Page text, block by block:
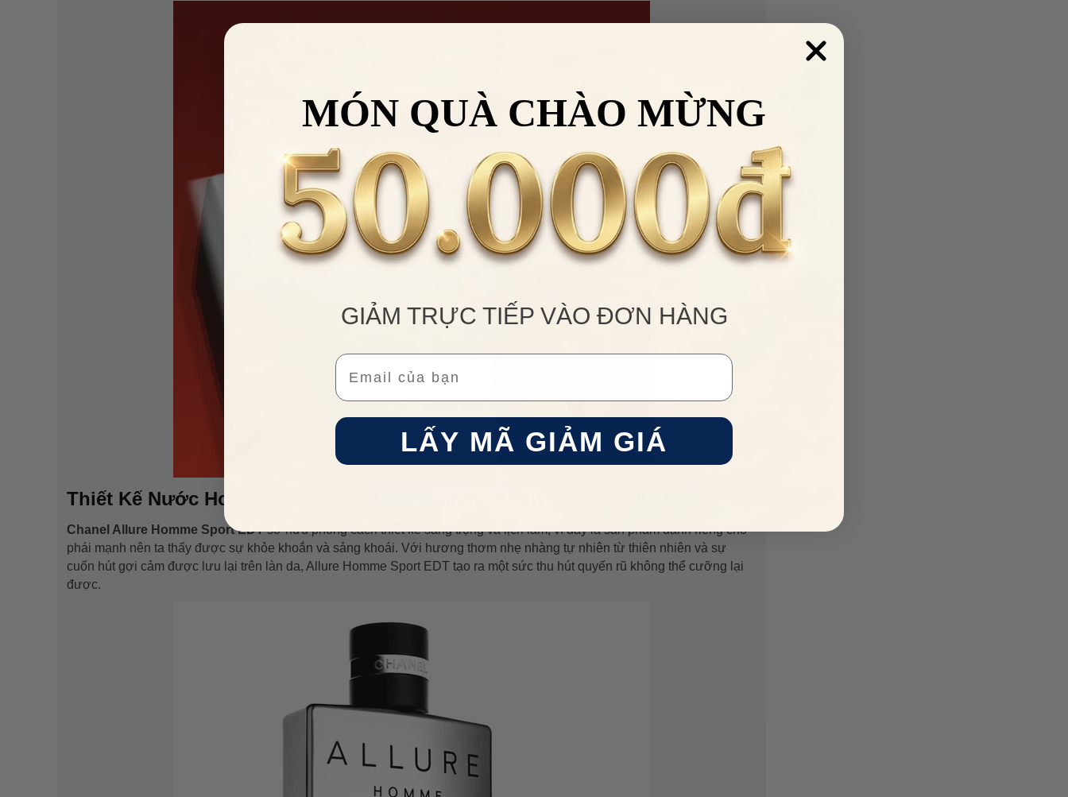
Thiết Kế Nước Hoa Nam Chanel Allure Homme Sport Eau De Toilette 100ml
Chanel Allure Homme Sport EDTsở hữu phong cách thiết kế sang trọng và lịch lãm, vì đây là sản phẩm dành riêng cho
phái mạnh nên ta thấy được sự khỏe khoắn và sảng khoái. Với hương thơm nhẹ nhàng tự nhiên từ thiên nhiên và sự
cuốn hút gợi cảm được lưu lại trên làn da, Allure Homme Sport EDT tạo ra một sức thu hút quyến rũ không thể cưỡng lại
được.
MÓN QUÀ CHÀO MỪNG
GIẢM TRỰC TIẾP VÀO ĐƠN HÀNG
Email
LẤY MÃ GIẢM GIÁ